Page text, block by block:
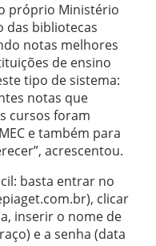
próprio Ministério
das bibliotecas
notas melhores
de ensino
tipo de sistema:
notas que
cursos foram
e também para
acrescentou.
basta entrar no
clicar
inserir o nome de
e a senha (data